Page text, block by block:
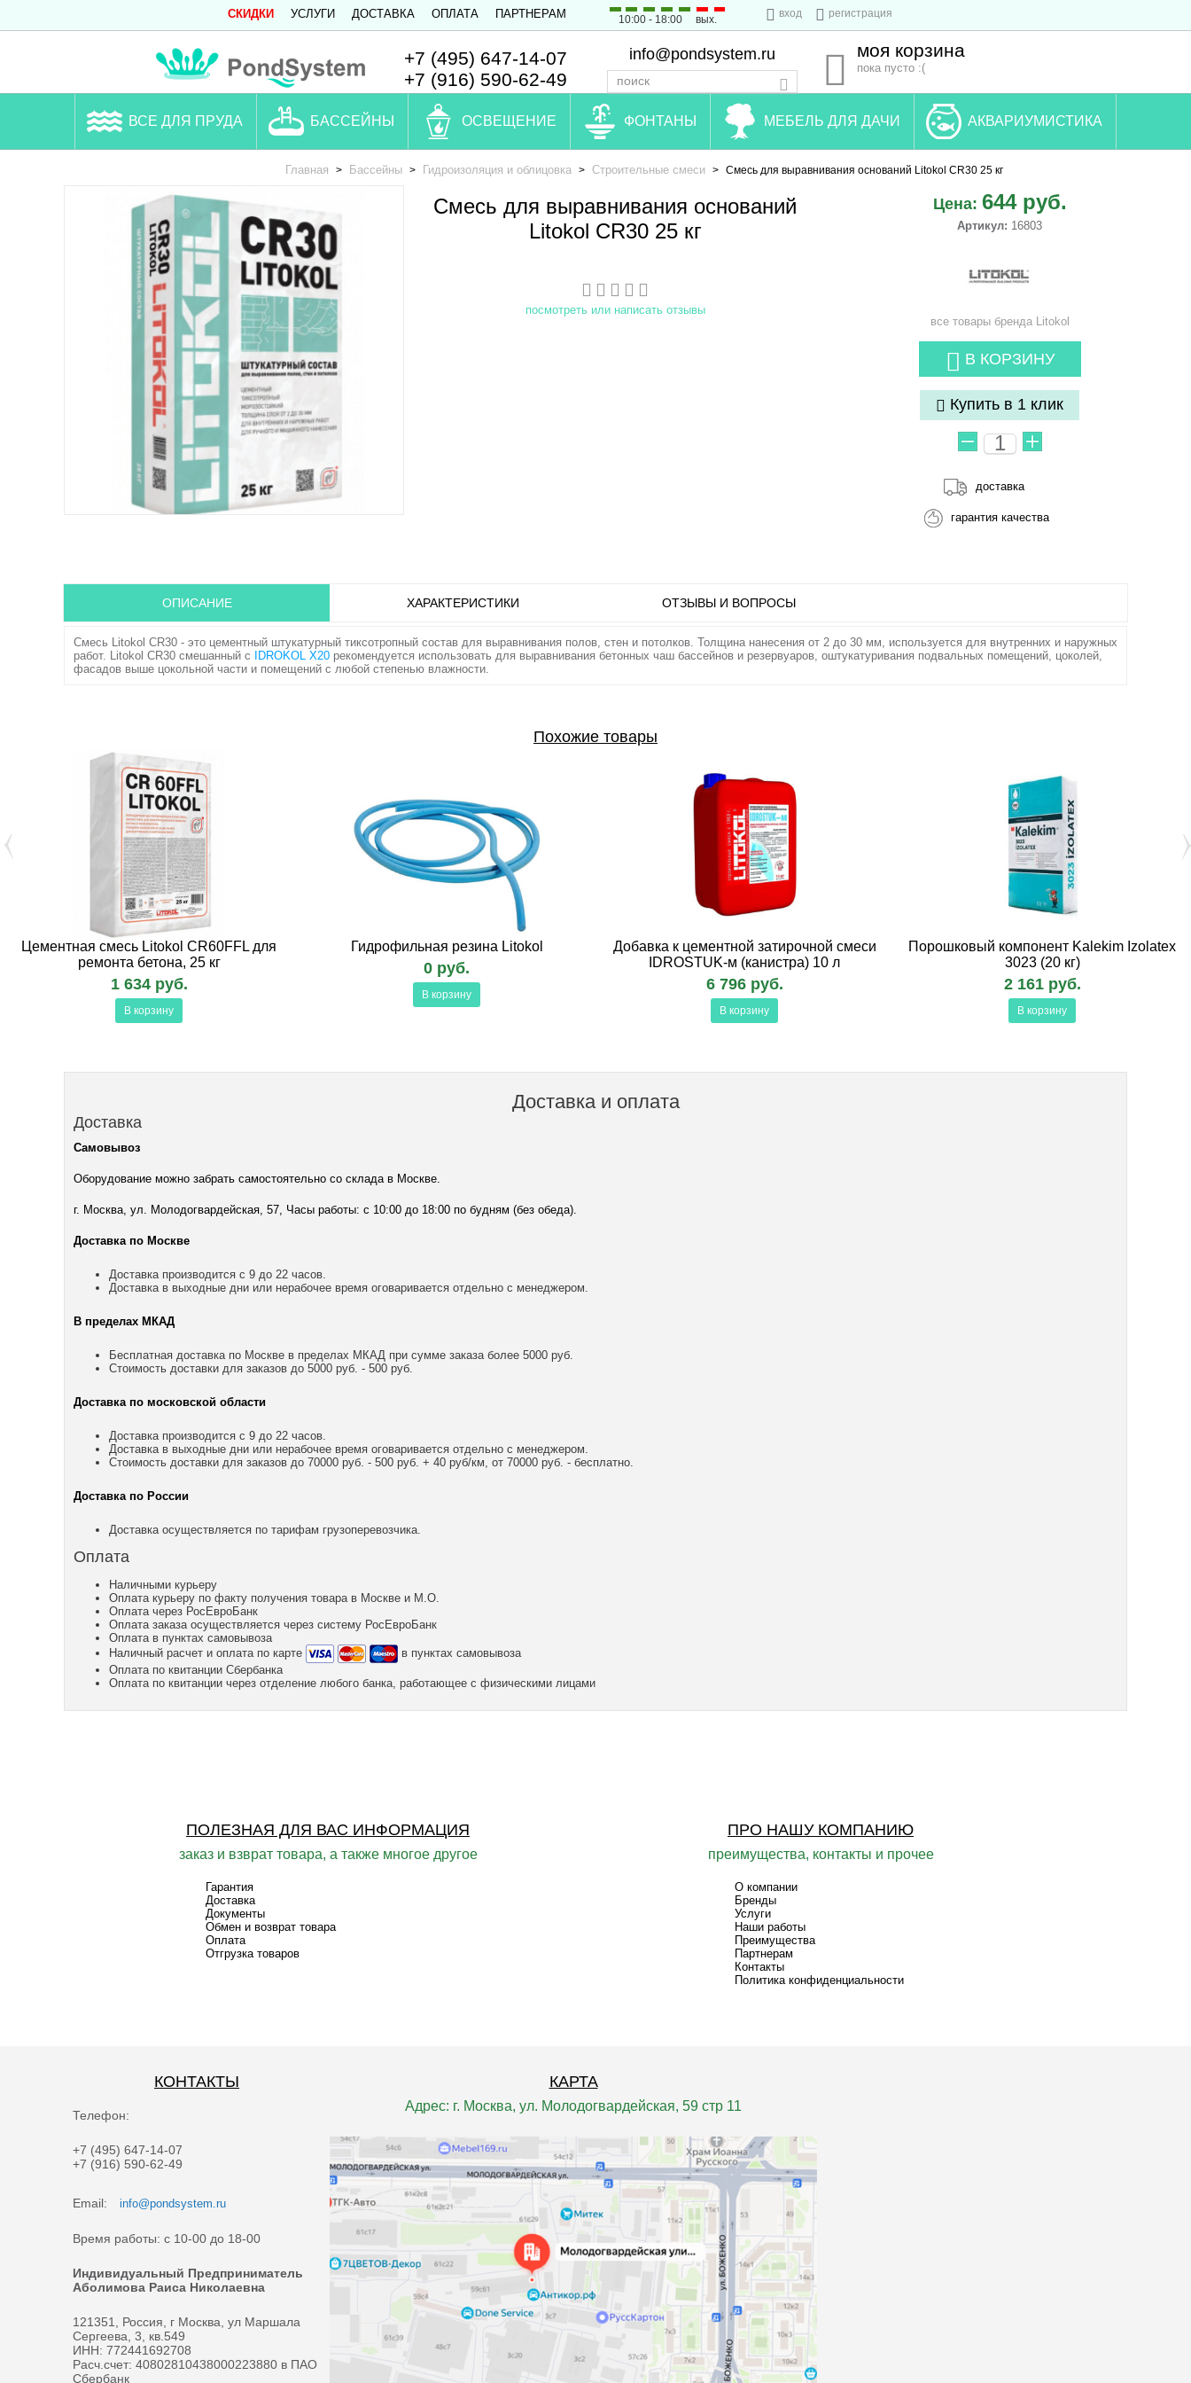
СКИДКИ УСЛУГИ ДОСТАВКА ОПЛАТА ПАРТНЕРАМ 10:00 - 18:00 вых.
вход регистрация
+7 (495) 647-14-07
+7 (916) 590-62-49
info@pondsystem.ru моя корзина
пока пусто :(
ВСЕ ДЛЯ ПРУДА БАССЕЙНЫ ОСВЕЩЕНИЕ ФОНТАНЫ МЕБЕЛЬ ДЛЯ ДАЧИ АКВАРИУМИСТИКА
Главная > Бассейны > Гидроизоляция и облицовка > Строительные смеси > Смесь для выравнивания оснований Litokol CR30 25 кг
Смесь для выравнивания оснований
Litokol CR30 25 кг
посмотреть или написать отзывы
Цена: 644 руб.
Артикул: 16803
все товары бренда Litokol
В КОРЗИНУ
Купить в 1 клик
доставка
гарантия качества
ОПИСАНИЕ ХАРАКТЕРИСТИКИ ОТЗЫВЫ И ВОПРОСЫ
Смесь Litokol CR30 - это цементный штукатурный тиксотропный состав для выравнивания полов, стен и потолков. Толщина нанесения от 2 до 30 мм, используется для внутренних и наружных
работ. Litokol CR30 смешанный с
IDROKOL X20 рекомендуется использовать для выравнивания бетонных чаш бассейнов и резервуаров, оштукатуривания подвальных помещений, цоколей,
фасадов выше цокольной части и помещений с любой степенью влажности.
Похожие товары
Цементная смесь Litokol CR60FFL для
ремонта бетона, 25 кг
1 634 руб.
В корзину
Гидрофильная резина Litokol
0 руб.
В корзину
Добавка к цементной затирочной смеси
IDROSTUK-м (канистра) 10 л
6 796 руб.
В корзину
Порошковый компонент Kalekim Izolatex
3023 (20 кг)
2 161 руб.
В корзину
Доставка и оплата
Доставка
Самовывоз
Оборудование можно забрать самостоятельно со склада в Москве.
г. Москва, ул. Молодогвардейская, 57, Часы работы: с 10:00 до 18:00 по будням (без обеда).
Доставка по Москве
Доставка производится с 9 до 22 часов.
Доставка в выходные дни или нерабочее время оговаривается отдельно с менеджером.
В пределах МКАД
Бесплатная доставка по Москве в пределах МКАД при сумме заказа более 5000 руб.
Стоимость доставки для заказов до 5000 руб. - 500 руб.
Доставка по московской области
Доставка производится с 9 до 22 часов.
Доставка в выходные дни или нерабочее время оговаривается отдельно с менеджером.
Стоимость доставки для заказов до 70000 руб. - 500 руб. + 40 руб/км, от 70000 руб. - бесплатно.
Доставка по России
Доставка осуществляется по тарифам грузоперевозчика.
Оплата
Наличными курьеру
Оплата курьеру по факту получения товара в Москве и М.О.
Оплата через РосЕвроБанк
Оплата заказа осуществляется через систему РосЕвроБанк
Оплата в пунктах самовывоза
Наличный расчет и оплата по карте
в пунктах самовывоза
Оплата по квитанции Сбербанка
Оплата по квитанции через отделение любого банка, работающее с физическими лицами
ПРО НАШУ КОМПАНИЮ
преимущества, контакты и прочее
О компании
Бренды
Услуги
Наши работы
Преимущества
Партнерам
Контакты
Политика конфиденциальности
ПОЛЕЗНАЯ ДЛЯ ВАС ИНФОРМАЦИЯ
заказ и взврат товара, а также многое другое
Гарантия
Доставка
Документы
Обмен и возврат товара
Оплата
Отгрузка товаров
КОНТАКТЫ
Телефон:
+7 (495) 647-14-07
+7 (916) 590-62-49
Email: info@pondsystem.ru
Время работы: с 10-00 до 18-00
Индивидуальный Предприниматель
Аболимова Раиса Николаевна
121351, Россия, г Москва, ул Маршала
Сергеева, 3, кв.549
ИНН: 772441692708
Расч.счет: 40802810438000223880 в ПАО
Сбербанк
КАРТА
Адрес: г. Москва, ул. Молодогвардейская, 59 стр 11